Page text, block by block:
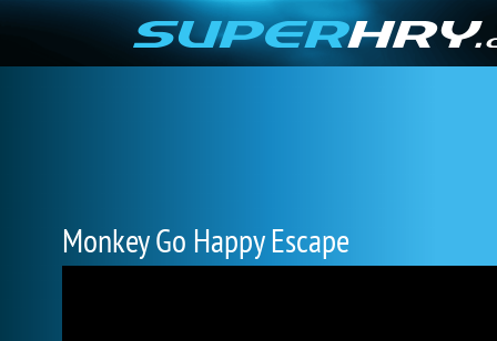
Monkey Go Happy Escape